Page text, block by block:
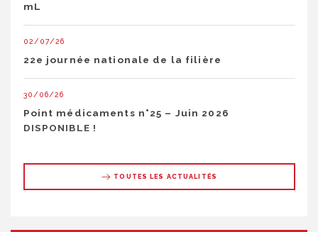
mL
02/07/26
22e journée nationale de la filière
30/06/26
Point médicaments n°25 – Juin 2026
DISPONIBLE !
TOUTES LES ACTUALITÉS